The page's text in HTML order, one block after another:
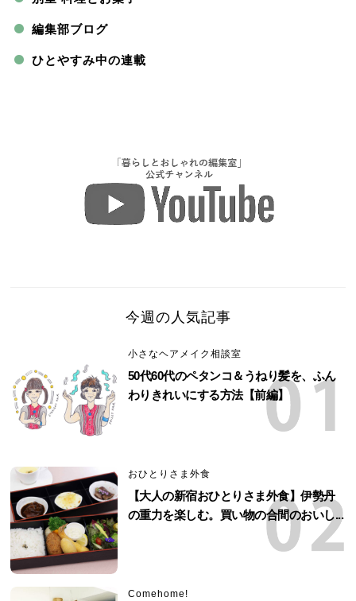
編集部ブログ
ひとやすみ中の連載
今週の人気記事
小さなヘアメイク相談室
50代60代のペタンコ＆うねり髪を、ふん
わりきれいにする方法【前編】
おひとりさま外食
【大人の新宿おひとりさま外食】伊勢丹
の重力を楽しむ。買い物の合間のおいし...
Comehome!